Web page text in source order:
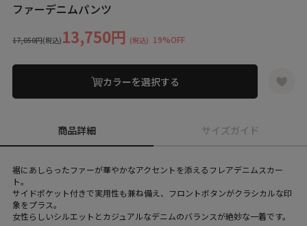
ファーデニムパンツ
17,050円(税込) 13,750円 (税込) 19%OFF
カラーを選択する
商品詳細 サイズガイド
裾にあしらったファーが華やかなアクセントを添えるフレアデニムスカー
ト。
サイドポケット付きで実用性も兼ね備え、フロントボタンがクラシカルな印
象をプラス。
女性らしいシルエットとカジュアルなデニムのバランスが絶妙な一着です。